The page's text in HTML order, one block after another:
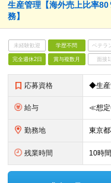
生産管理【海外売上比率
務】
未経験歓迎 学歴不問 ベテラ
完全週休2日 賞与複数月 面接1
応募資格
給与
勤務地
残業時間 10時